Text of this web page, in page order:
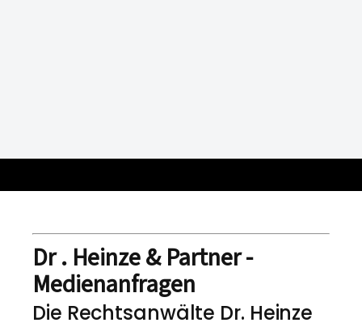
Dr . Heinze & Partner -
Medienanfragen
Die Rechtsanwälte Dr. Heinze